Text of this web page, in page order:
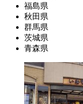
福島県
秋田県
群馬県
茨城県
青森県